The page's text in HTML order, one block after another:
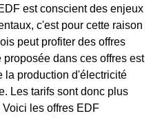
est conscient des enjeux
c'est pour cette raison
peut profiter des offres
dans ces offres est
la production d'électricité
Les tarifs sont donc plus
les offres EDF